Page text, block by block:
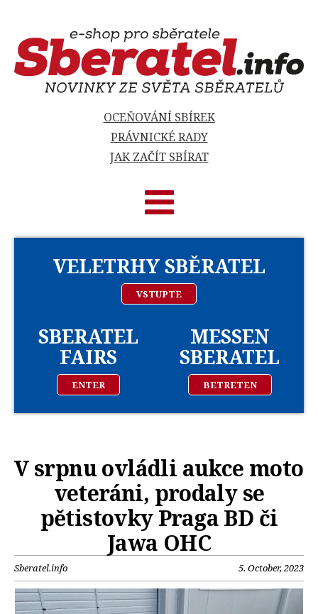
OCEŇOVÁNÍ SBÍREK
PRÁVNICKÉ RADY
JAK ZAČÍT SBÍRAT
VELETRHY SBĚRATEL
VSTUPTE
SBERATEL
FAIRS
ENTER
MESSEN
SBERATEL
BETRETEN
V srpnu ovládli aukce moto
veteráni, prodaly se
pětistovky Praga BD či
Jawa OHC
Sberatel.info 5. October, 2023